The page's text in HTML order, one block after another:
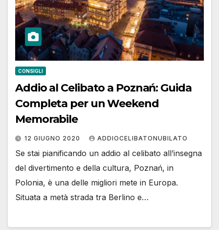
CONSIGLI
Addio al Celibato a Poznań: Guida
Completa per un Weekend
Memorabile
12 GIUGNO 2020 ADDIOCELIBATONUBILATO
Se stai pianificando un addio al celibato all’insegna
del divertimento e della cultura, Poznań, in
Polonia, è una delle migliori mete in Europa.
Situata a metà strada tra Berlino e…